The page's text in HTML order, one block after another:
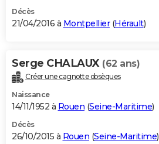
Décès
21/04/2016 à Montpellier(Hérault)
Serge CHALAUX (62 ans)
Créer une cagnotte obsèques
Naissance
14/11/1952 à Rouen (Seine-Maritime)
Décès
26/10/2015 à Rouen (Seine-Maritime)